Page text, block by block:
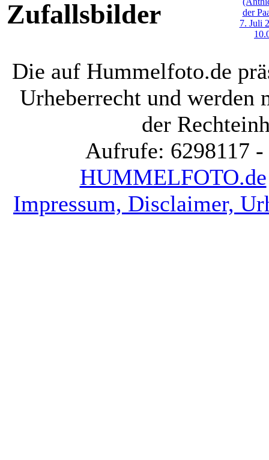
Zufallsbilder
Die auf Hummelfoto.de
Urheberrecht und werden
der
Aufrufe: 6298117
HUMMELFOTO.de
Impressum, Disclaimer,